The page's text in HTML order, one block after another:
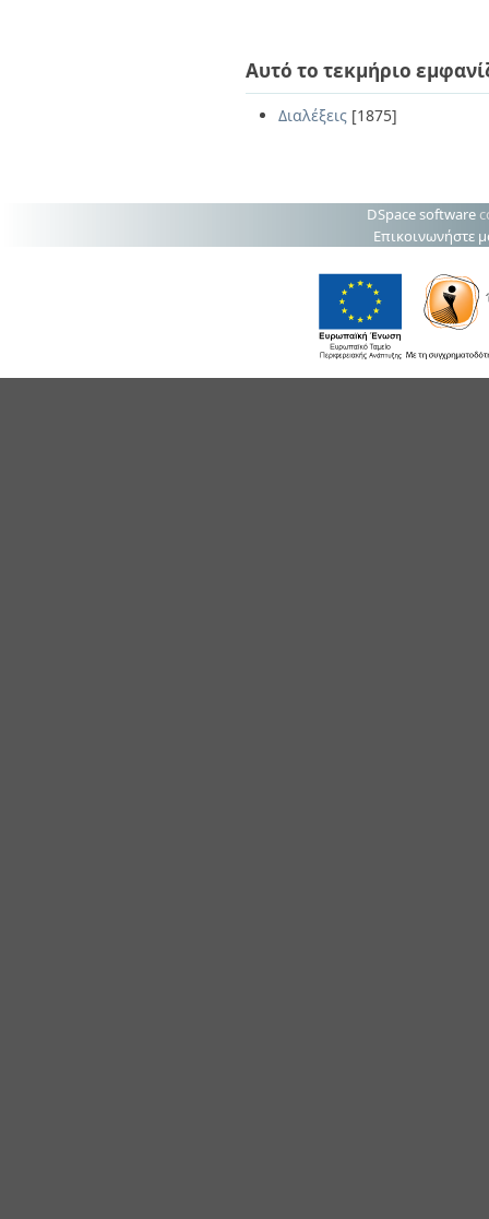
Αυτό το τεκμήριο
Διαλέξεις [1875]
DSpace software
Επικοινωνήστε